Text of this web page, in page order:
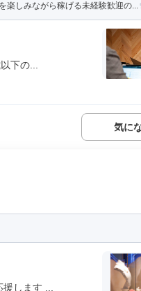
楽しみながら稼げる未経験歓迎の...
下の...
気に
します ...